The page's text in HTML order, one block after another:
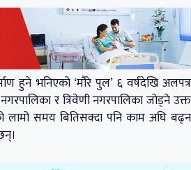
हुने भनिएको ‘मौरे पुल’ ६ वर्षदेखि अलपत्र
र त्रिवेणी नगरपालिका जोड्ने उक्त
लामो समय बितिसक्दा पनि काम अघि बढ्न